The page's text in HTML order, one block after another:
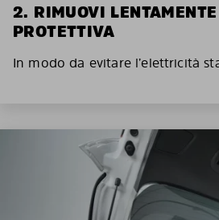
2. RIMUOVI
PROTETTIVA
In modo da evitare l’elettricità